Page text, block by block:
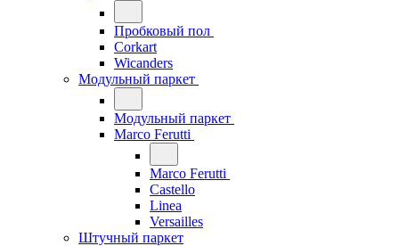
Пробковый пол
Corkart
Wicanders
Модульный паркет
Модульный паркет
Marco Ferutti
Marco Ferutti
Castello
Linea
Versailles
Штучный паркет